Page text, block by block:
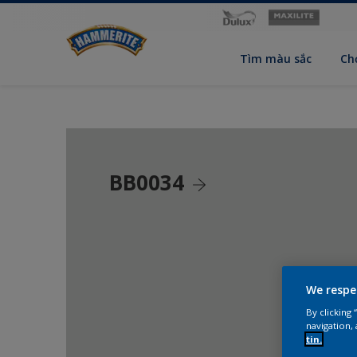
Tìm màu sắc
BB0034
We
By clicking
navigation,
tin.